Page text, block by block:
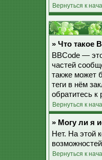
Вернуться к
» Что такое
BBCode —
частей
также может
теги в нём
обратитесь к
Вернуться к
» Могу ли я
Нет. На этой
Вернуться к